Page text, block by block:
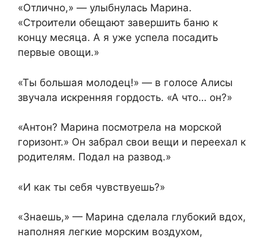
«Отлично,» — улыбнулась Марина.
«Строители обещают завершить баню к
концу месяца. А я уже успела посадить
первые овощи.»
«Ты большая молодец!» — в голосе Алисы
звучала искренняя гордость. «А что… он?»
«Антон? Марина посмотрела на морской
горизонт.» Он забрал свои вещи и переехал к
родителям. Подал на развод.»
«И как ты себя чувствуешь?»
«Знаешь,» — Марина сделала глубокий вдох,
наполняя легкие морским воздухом,